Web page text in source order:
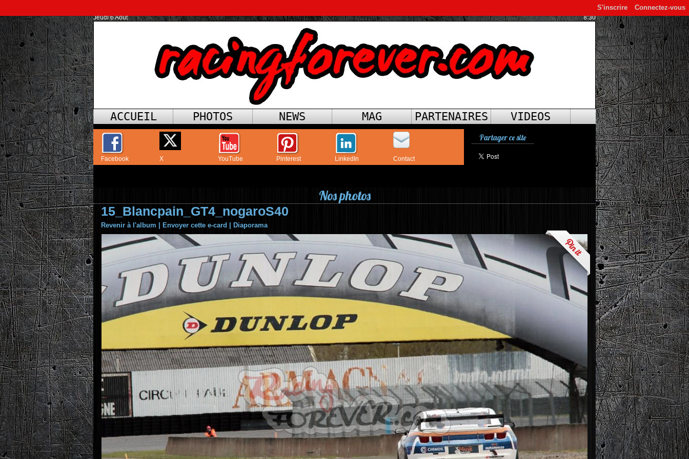
Connectez-vous
S'inscrire
Jeudi 6 Août 8:30
ACCUEIL PHOTOS NEWS MAG PARTENAIRES VIDEOS
Facebook X YouTube Pinterest LinkedIn Contact
Partager ce site
Nos photos
15_Blancpain_GT4_nogaroS40
Revenir à l'album Envoyer cette e-card Diaporama